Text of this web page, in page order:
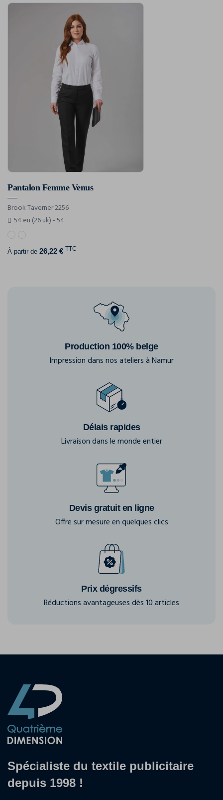
Pantalon Femme Venus
Brook Taverner 2256
54 eu (26 uk) - 54
À partir de 26,22 € TTC
Production 100% belge
Impression dans nos ateliers à Namur
Délais rapides
Livraison dans le monde entier
Devis gratuit en ligne
Offre sur mesure en quelques clics
Prix dégressifs
Réductions avantageuses dès 10 articles
Spécialiste du textile publicitaire
depuis 1998 !